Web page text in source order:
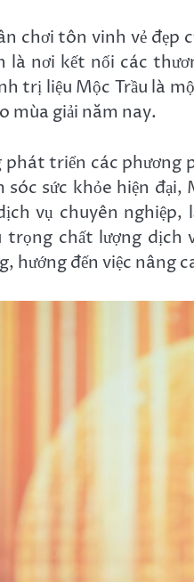
chơi tôn vinh vẻ đẹp
là nơi kết nối các
trị liệu Mộc Trầu là
mùa giải năm nay.
triển các phương
sóc sức khỏe hiện
vụ chuyên
trọng chất lượng dịch
hướng đến việc nâng